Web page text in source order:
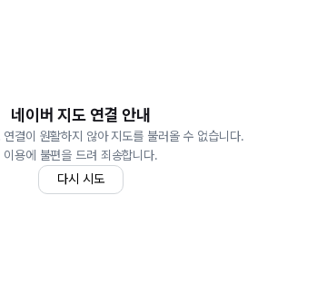
네이버 지도 연결 안내
결이 원활하지 않아 지도를 불러올 수 없습니다.
이용에 불편을 드려 죄송합니다.
다시 시도